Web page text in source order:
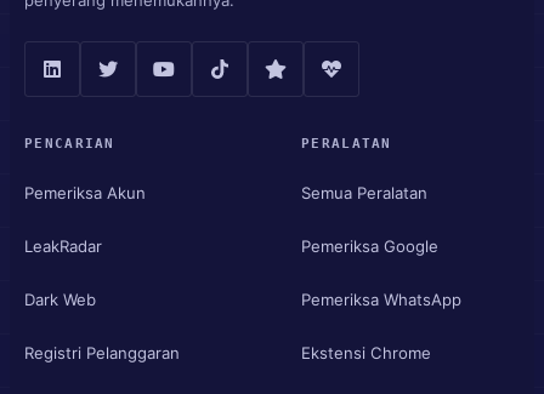
PENCARIAN
Pemeriksa Akun
LeakRadar
Dark Web
Registri Pelanggaran
PERALATAN
Semua Peralatan
Pemeriksa Google
Pemeriksa WhatsApp
Ekstensi Chrome